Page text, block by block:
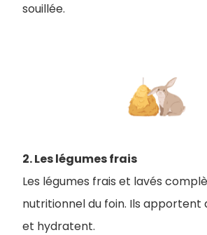
souillée.
2. Les légumes frais
Les légumes frais et lavés
nutritionnel du foin. Ils apportent
et hydratent.